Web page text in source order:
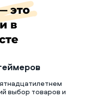
это
в
выбор товаров и